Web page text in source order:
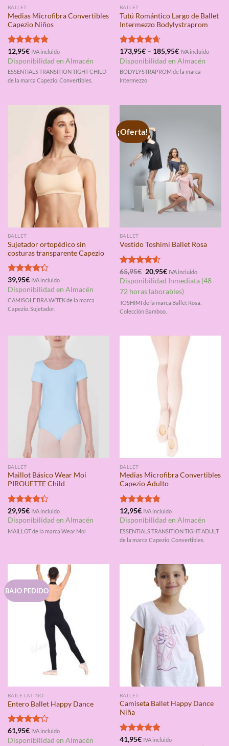
BALLET
Medias Microfibra Convertibles
Capezio Niños
Valorado
con4.75
de 5
12,95€ IVA incluido
Disponibilidad en Almacén
ESSENTIALS TRANSITION TIGHT CHILD
de la marca Capezio. Convertibles.
BALLET
Tutú Romántico Largo de Ballet
Intermezzo Bodylystraprom
Valorado
con4.67
de 5
173,95€– 185,95€ IVA incluido
Disponibilidad en Almacén
BODYLYSTRAPROM de la marca
Intermezzo
BALLET
Sujetador ortopédico sin
costuras transparente Capezio
Valorado
con4.25
39,95€ IVA incluido
Disponibilidad en Almacén
CAMISOLE BRA W/TEK de la marca
Capezio. Sujetador.
¡Oferta!
BALLET
Vestido Toshimi Ballet Rosa
Valorado
con4.50
de 5
65,95€ El
precio
original
era:
20,95€El
precio
actual
es:
20,95€.
IVA incluido
Disponibilidad Inmediata (48-
72 horas laborables)
TOSHIMI de la marca Ballet Rosa.
Colección Bamboo.
BALLET
Maillot Básico Wear Moi
PIROUETTE Child
Valorado
con4.33
29,95€ IVA incluido
Disponibilidad en Almacén
MAILLOT de la marca Wear Moi
BALLET
Medias Microfibra Convertibles
Capezio Adulto
Valorado
con4.75
12,95€ IVA incluido
Disponibilidad en Almacén
ESSENTIALS TRANSITION TIGHT ADULT
de la marca Capezio. Convertibles.
BAJO PEDIDO
BAILE LATINO
Entero Ballet Happy Dance
Valorado
con4.20
61,95€ IVA incluido
Disponibilidad en Almacén
BALLET
Camiseta Ballet Happy Dance
Niña
Valorado
41,95€ IVA incluido